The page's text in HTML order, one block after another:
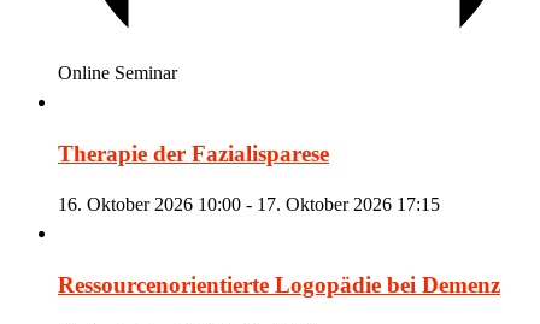
Online Seminar
Therapie der Fazialisparese
16. Oktober 2026 10:00 - 17. Oktober 2026 17:15
Ressourcenorientierte Logopädie bei Demenz